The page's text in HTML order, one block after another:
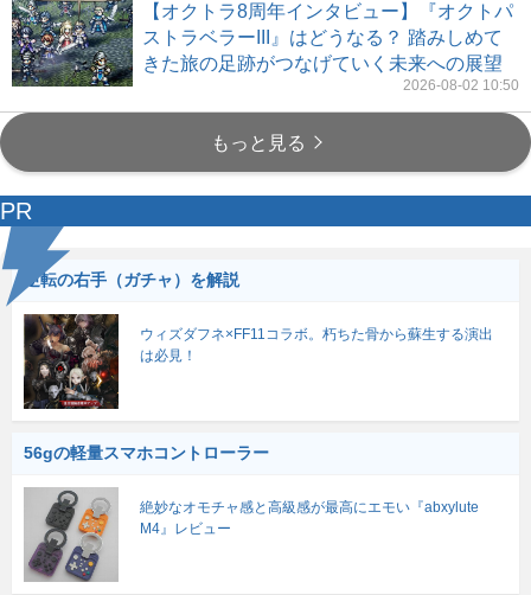
【オクトラ8周年インタビュー】『オクトパ
ストラベラーIII』はどうなる？ 踏みしめて
きた旅の足跡がつなげていく未来への展望
2026-08-02 10:50
もっと見る
PR
逆転の右手（ガチャ）を解説
ウィズダフネ×FF11コラボ。朽ちた骨から蘇生する演出
は必見！
56gの軽量スマホコントローラー
絶妙なオモチャ感と高級感が最高にエモい『abxylute
M4』レビュー